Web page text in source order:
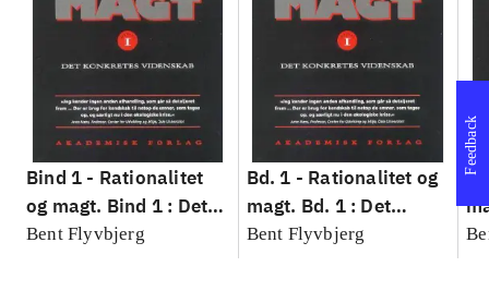
Bind 1 - Rationalitet
og magt. Bind 1 : Det
konkretes videnskab
Bent Flyvbjerg
Bd. 1 - Rationalitet og
magt. Bd. 1 : Det
konkretes videnskab
Bent Flyvbjerg
Feedback